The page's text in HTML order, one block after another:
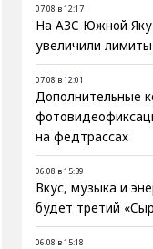
07.08 в 12:17
На АЗС Южной
увеличили лимиты
07.08 в 12:01
Дополнительные
на федтрассах
06.08 в 15:39
Вкус, музыка и
будет третий
06.08 в 15:18